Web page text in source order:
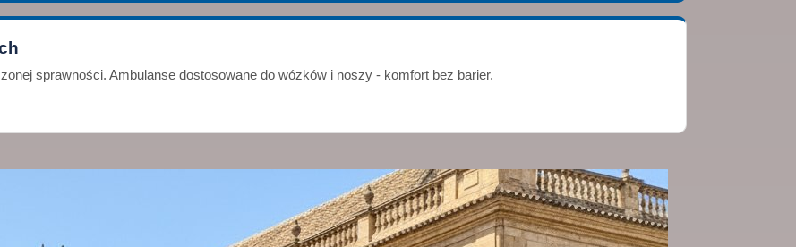
sprawności. Ambulanse dostosowane do wózków i noszy - komfort bez barier.